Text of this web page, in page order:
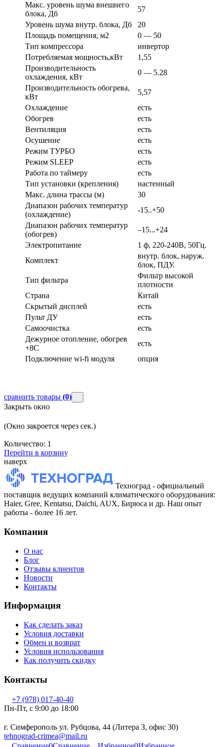
Макс. уровень шума внешнего
блока, Дб
57
Уровень шума внутр. блока, Дб
20
Площадь помещения, м2
0 — 50
Тип компрессора
инвертор
Потребляемая мощность,кВт
1,55
Производительность
охлаждения, кВт
0 — 5.28
Производительность обогрева,
кВт
5,57
Охлаждение
есть
Обогрев
есть
Вентиляция
есть
Осушение
есть
Режим ТУРБО
есть
Режим SLEEP
есть
Работа по таймеру
есть
Тип установки (крепления)
настенный
Макс. длина трассы (м)
30
Диапазон рабочих температур
(охлаждение)
-15..+50
Диапазон рабочих температур
(обогрев)
–15...+24
Электропитание
1 ф, 220-240В, 50Гц.
Комплект
внутр. блок, наруж.
блок, ПДУ.
Тип фильтра
Фильтр высокой
плотности
Страна
Китай
Скрытый дисплей
есть
Пульт ДУ
есть
Самоочистка
есть
Дежурное отопление, обогрев
+8С
есть
Подключение wi-fi модуля
опция
сравнить товары (0)
Закрыть окно
(Окно закроется через сек.)
Количество: 1
Перейти в корзину
наверх
Техноград - официальный
поставщик ведущих компаний климатического оборудования:
Haier, Gree, Kentatsu, Daichi, AUX, Бирюса и др. Наш опыт
работы - более 16 лет.
Компания
О нас
Блог
Отзывы клиентов
Новости
Контакты
Информация
Как сделать заказ
Условия доставки
Обмен и возврат
Условия использования
Как получить скидку
Контакты
+7 (978) 017-40-40
Пн-Пт, c 9:00 до 18:00
г. Симферополь ул. Рубцова, 44 (Литера З, офис 30)
tehnograd-crimea@mail.ru